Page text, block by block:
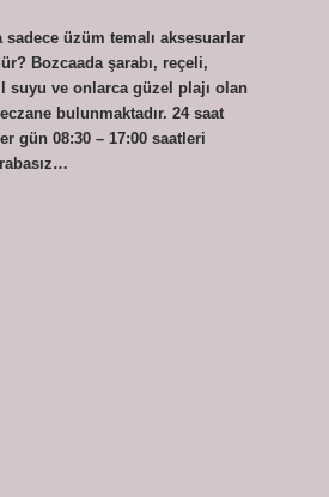
üzüm temalı aksesuarlar
Bozcaada şarabı, reçeli,
suyu ve onlarca güzel plajı olan
bulunmaktadır. 24 saat
gün 08:30 – 17:00 saatleri